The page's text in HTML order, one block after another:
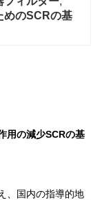
めのSCRの基
用の減少SCRの基
、国内の指導的地